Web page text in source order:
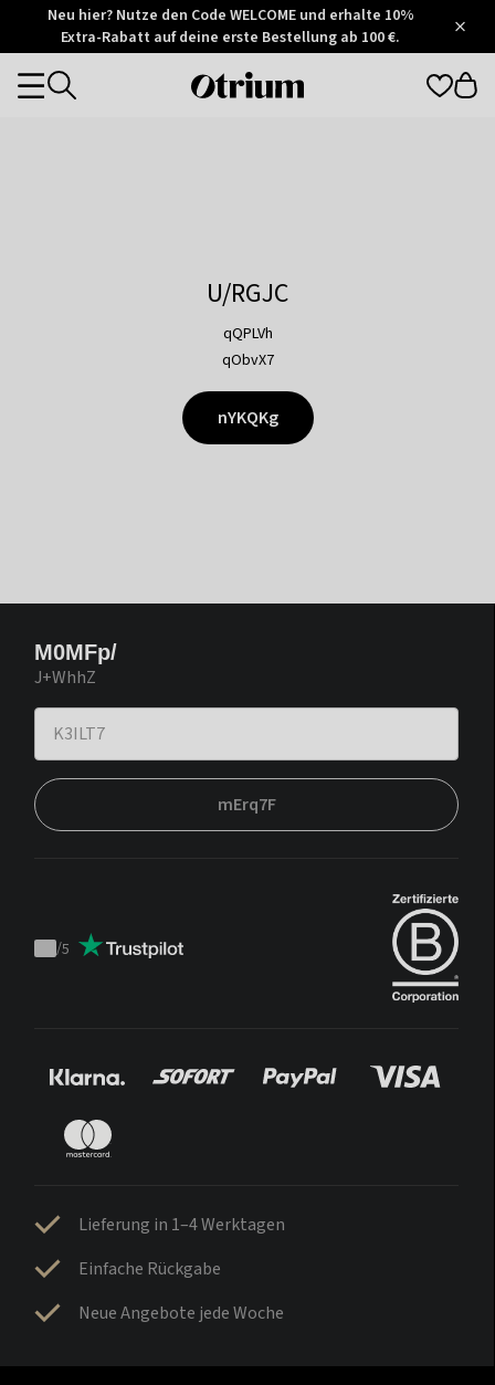
Otrium
Trustpilot
Neu hier? Nutze den Code WELCOME und erhalte 10%
Extra-Rabatt auf deine erste Bestellung ab 100 €.
Otrium
Categories
U/RGJC
qQPLVh
qObvX7
nYKQKg
M0MFp/
J+WhhZ
mErq7F
Trustpilot
/5
Lieferung in 1–4 Werktagen
Einfache Rückgabe
Neue Angebote jede Woche